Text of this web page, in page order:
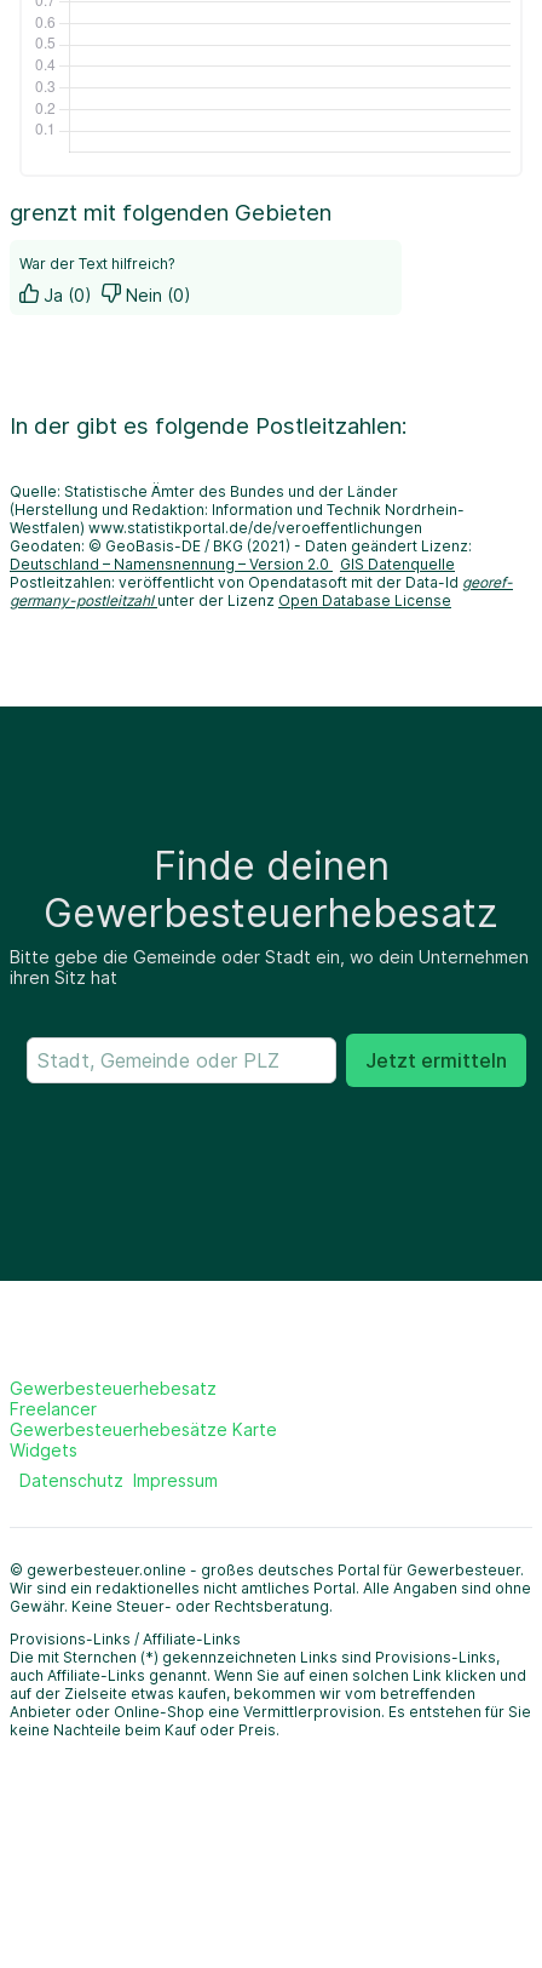
grenzt mit folgenden Gebieten
War der Text hilfreich?
Ja (0) Nein (0)
In der gibt es folgende Postleitzahlen:
Quelle: Statistische Ämter des Bundes und der Länder
(Herstellung und Redaktion: Information und Technik Nordrhein-
Westfalen) www.statistikportal.de/de/veroeffentlichungen
Geodaten: © GeoBasis-DE / BKG (2021) - Daten geändert Lizenz:
Deutschland – Namensnennung – Version 2.0
GIS Datenquelle
Postleitzahlen: veröffentlicht von Opendatasoft mit der Data-Id georef-
germany-postleitzahl unter der Lizenz Open Database License
Finde deinen
Gewerbesteuerhebesatz
Bitte gebe die Gemeinde oder Stadt ein, wo dein Unternehmen
ihren Sitz hat
Jetzt ermitteln
Gewerbesteuerhebesatz
Freelancer
Gewerbesteuerhebesätze Karte
Widgets
Datenschutz Impressum
© gewerbesteuer.online - großes deutsches Portal für Gewerbesteuer.
Wir sind ein redaktionelles nicht amtliches Portal. Alle Angaben sind ohne
Gewähr. Keine Steuer- oder Rechtsberatung.
Provisions-Links / Affiliate-Links
Die mit Sternchen (*) gekennzeichneten Links sind Provisions-Links,
auch Affiliate-Links genannt. Wenn Sie auf einen solchen Link klicken und
auf der Zielseite etwas kaufen, bekommen wir vom betreffenden
Anbieter oder Online-Shop eine Vermittlerprovision. Es entstehen für Sie
keine Nachteile beim Kauf oder Preis.